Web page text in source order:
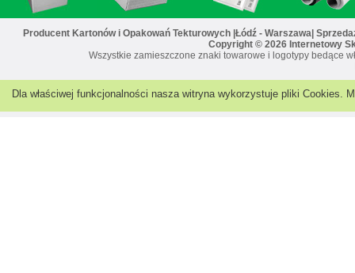
Producent Kartonów i Opakowań Tekturowych |Łódź - Warszawa|
Copyright © 2026 Internetowy
Wszystkie zamieszczone znaki towarowe i logotypy bedące
Dla właściwej funkcjonalności nasza witryna wykorzystuje pliki